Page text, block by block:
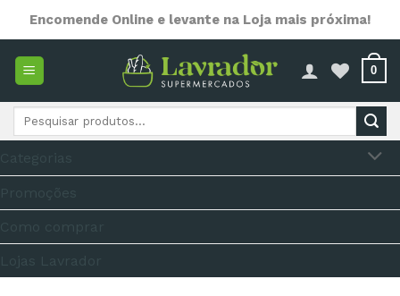
content
Encomende Online e levante na Loja mais próxima!
0
Pesquisar